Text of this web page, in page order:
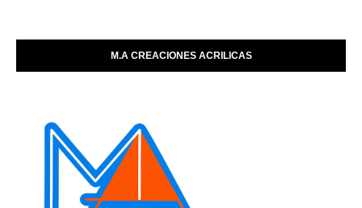
M.A CREACIONES ACRILICAS